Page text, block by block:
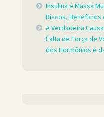
Insulina e Massa
Riscos, Benefícios
A Verdadeira
Falta de Força de
dos Hormônios e